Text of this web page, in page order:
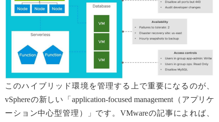
このハイブリッド環境を管理する上で重要になるのが、
vSphereの新しい「application-focused management（アプリケ
ーション中心型管理）」です。VMwareの記事によれば、